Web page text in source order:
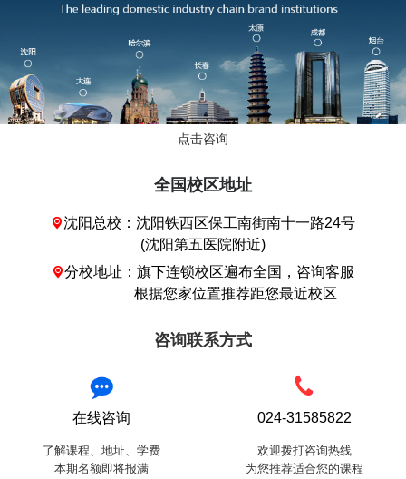
点击咨询
全国校区地址
沈阳总校：沈阳铁西区保工南街南十一路24号
(沈阳第五医院附近)
分校地址：旗下连锁校区遍布全国，咨询客服
根据您家位置推荐距您最近校区
咨询联系方式
在线咨询
了解课程、地址、学费
本期名额即将报满
024-31585822
欢迎拨打咨询热线
为您推荐适合您的课程